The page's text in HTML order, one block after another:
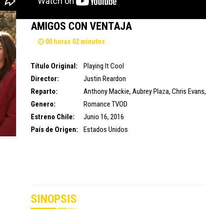
AMIGOS CON VENTAJA
00 horas 02 minutos
Título Original:
Playing It Cool
Director:
Justin Reardon
Reparto:
Anthony Mackie, Aubrey Plaza, Chris Evans,
Genero:
Romance TVOD
Estreno Chile:
Junio 16, 2016
País de Origen:
Estados Unidos
SINOPSIS